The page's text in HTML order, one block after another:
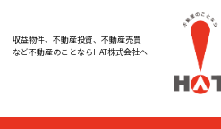
収益物件、不動産投資、不動産売買
など不動産のことならHAT株式会社へ